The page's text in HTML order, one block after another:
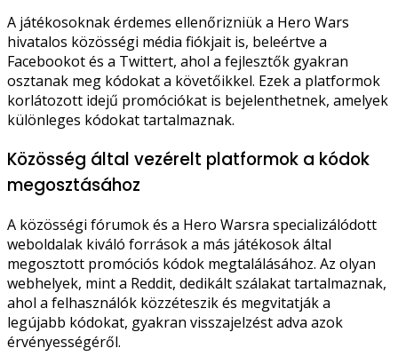
A játékosoknak érdemes ellenőrizniük a Hero Wars
hivatalos közösségi média fiókjait is, beleértve a
Facebookot és a Twittert, ahol a fejlesztők gyakran
osztanak meg kódokat a követőikkel. Ezek a platformok
korlátozott idejű promóciókat is bejelenthetnek, amelyek
különleges kódokat tartalmaznak.
Közösség által vezérelt platformok a kódok
megosztásához
A közösségi fórumok és a Hero Warsra specializálódott
weboldalak kiváló források a más játékosok által
megosztott promóciós kódok megtalálásához. Az olyan
webhelyek, mint a Reddit, dedikált szálakat tartalmaznak,
ahol a felhasználók közzéteszik és megvitatják a
legújabb kódokat, gyakran visszajelzést adva azok
érvényességéről.